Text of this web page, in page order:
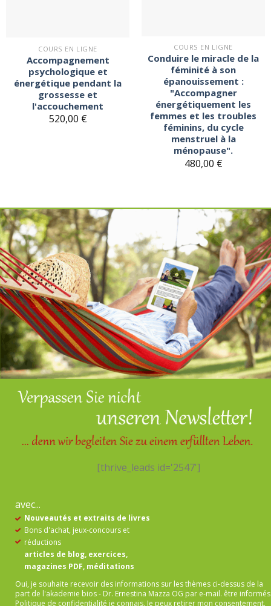
COURS EN LIGNE
Accompagnement
psychologique et
énergétique pendant la
grossesse et
l'accouchement
520,00 €
COURS EN LIGNE
Conduire le miracle de la
féminité à son
épanouissement :
"Accompagner
énergétiquement les
femmes et les troubles
féminins, du cycle
menstruel à la
ménopause".
480,00 €
[thrive_leads id='2547']
avec...
Nouveautés et extraits de livres
Bons d'achat, jeux-concours et
réductions
articles de blog, exercices,
magazines PDF, méditations
Oui, je souhaite recevoir des informations sur les thèmes ci-dessus de la
part de l'akademie bios - Dr. Ernestina Mazza OG par e-mail. être
Politique de confidentialité je connais. Je peux retirer mon consentement.